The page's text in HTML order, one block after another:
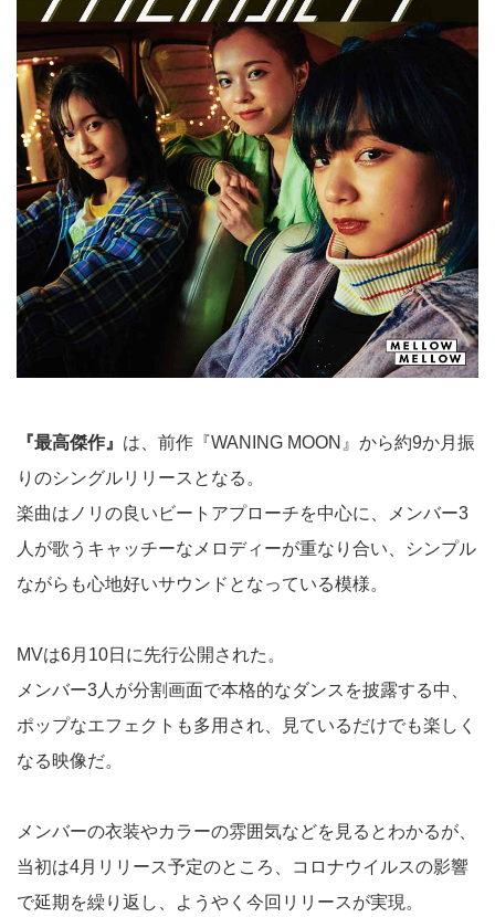
『最高傑作』 は、前作『WANING MOON』から約9か月振
りのシングルリリースとなる。
楽曲はノリの良いビートアプローチを中心に、メンバー3
人が歌うキャッチーなメロディーが重なり合い、シンプル
ながらも心地好いサウンドとなっている模様。
MVは6月10日に先行公開された。
メンバー3人が分割画面で本格的なダンスを披露する中、
ポップなエフェクトも多用され、見ているだけでも楽しく
なる映像だ。
メンバーの衣装やカラーの雰囲気などを見るとわかるが、
当初は4月リリース予定のところ、コロナウイルスの影響
で延期を繰り返し、ようやく今回リリースが実現。